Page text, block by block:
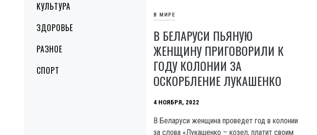
КУЛЬТУРА
ЗДОРОВЬЕ
РАЗНОЕ
СПОРТ
В МИРЕ
В БЕЛАРУСИ ПЬЯНУЮ
ЖЕНЩИНУ ПРИГОВОРИЛИ К
ГОДУ КОЛОНИИ ЗА
ОСКОРБЛЕНИЕ ЛУКАШЕНКО
4 НОЯБРЯ, 2022
В Беларуси женщина проведет год в колонии
за слова «Лукашенко – козел, платит своим